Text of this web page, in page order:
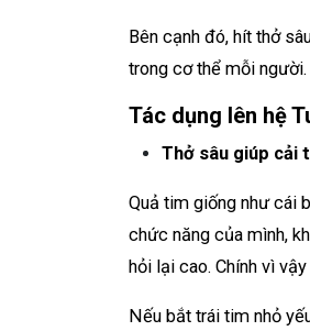
Bên cạnh đó, hít thở
trong cơ thể mỗi người.
Tác dụng lên hệ
Thở sâu giúp cải
Quả tim giống như cái
chức năng của mình,
hỏi lại cao. Chính vì
Nếu bắt trái tim nhỏ